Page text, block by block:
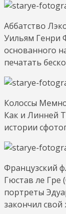
Аббатство
Уильям Генри
основанного
печатать
Колоссы
Как и Линней
истории
Французский
Гюстав ле Гре
портреты
закончил